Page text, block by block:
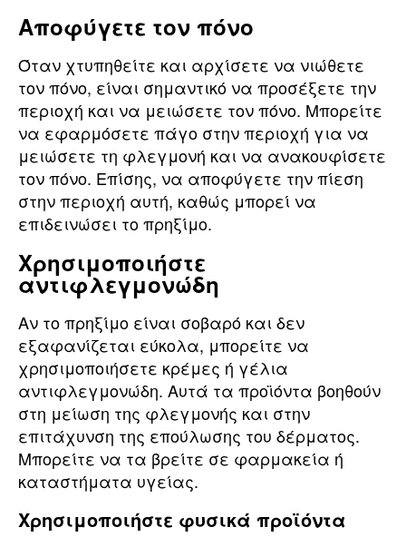
Αποφύγετε τον πόνο
Όταν χτυπηθείτε και αρχίσετε να νιώθετε
τον πόνο, είναι σημαντικό να προσέξετε την
περιοχή και να μειώσετε τον πόνο. Μπορείτε
να εφαρμόσετε πάγο στην περιοχή για να
μειώσετε τη φλεγμονή και να ανακουφίσετε
τον πόνο. Επίσης, να αποφύγετε την πίεση
στην περιοχή αυτή, καθώς μπορεί να
επιδεινώσει το πρηξίμο.
Χρησιμοποιήστε
αντιφλεγμονώδη
Αν το πρηξίμο είναι σοβαρό και δεν
εξαφανίζεται εύκολα, μπορείτε να
χρησιμοποιήσετε κρέμες ή γέλια
αντιφλεγμονώδη. Αυτά τα προϊόντα βοηθούν
στη μείωση της φλεγμονής και στην
επιτάχυνση της επούλωσης του δέρματος.
Μπορείτε να τα βρείτε σε φαρμακεία ή
καταστήματα υγείας.
Χρησιμοποιήστε φυσικά προϊόντα